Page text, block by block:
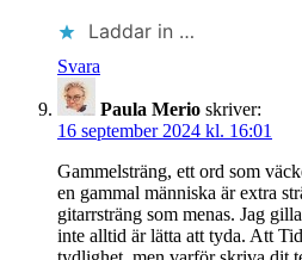
Laddar in …
Svara
Paula Merio skriver:
16 september 2024 kl. 16:01
Gammelsträng, ett ord som
en gammal människa är extra
gitarrsträng som menas. Jag
inte alltid är lätta att tyda. Att